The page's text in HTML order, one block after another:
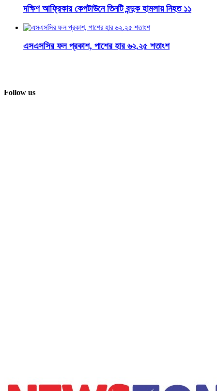
দক্ষিণ আফ্রিকার কেপটাউনে তিনটি বন্দুক হামলায় নিহত ১১
এসএসসির ফল প্রকাশ, পাশের হার ৬২.২৫ শতাংশ
Follow us